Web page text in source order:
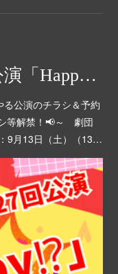
劇団「無題」第27回公演「Happy!?」チラシ等解禁！🎉
公演のチラシ＆予約
等解禁！📢～ 劇団
9月13日（土）（13…